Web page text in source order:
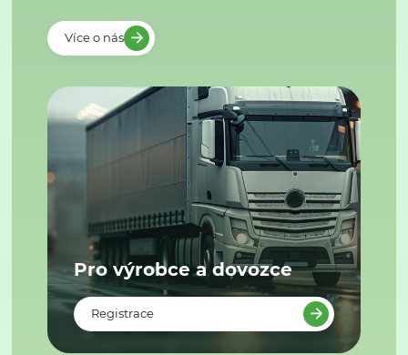
Více o nás
Pro výrobce a dovozce
Registrace